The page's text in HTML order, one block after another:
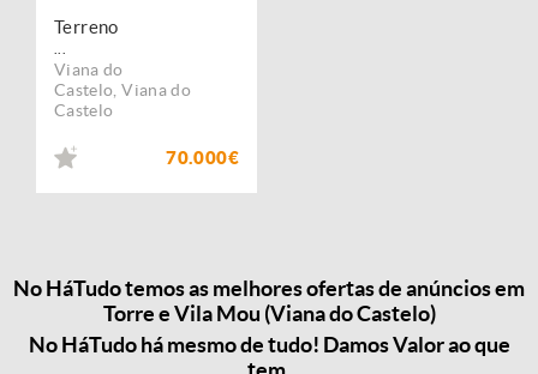
Terreno
Viana do
Castelo ,Viana do
Castelo
70.000€
No HáTudo temos as melhores ofertas de anúncios em
Torre e Vila Mou (Viana do Castelo)
No HáTudo há mesmo de tudo! Damos Valor ao que